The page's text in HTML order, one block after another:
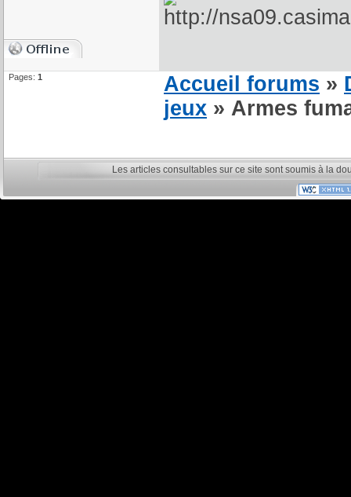
Pages: 1 Accueil forums »
jeux » Armes
Les articles consultables sur ce site sont soumis à la